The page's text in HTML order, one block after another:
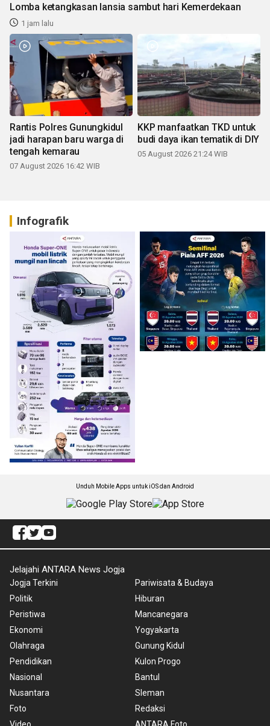
Lomba ketangkasan lansia sambut hari Kemerdekaan
1 jam lalu
Rantis Polres Gunungkidul
jadi harapan baru warga di
tengah kemarau
07 August 2026 16:42 WIB
KKP manfaatkan TKD untuk
budi daya ikan tematik di DIY
05 August 2026 21:24 WIB
Infografik
Unduh Mobile Apps untuk iOS dan Android
Jelajahi ANTARA News Jogja
Jogja Terkini
Politik
Peristiwa
Ekonomi
Olahraga
Pendidikan
Nasional
Nusantara
Foto
Pariwisata & Budaya
Hiburan
Mancanegara
Yogyakarta
Gunung Kidul
Kulon Progo
Bantul
Sleman
Redaksi